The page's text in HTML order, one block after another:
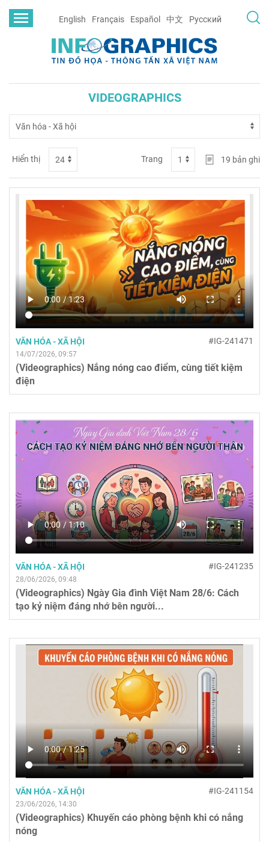
English Français Español 中文 Русский
VIDEOGRAPHICS
Hiển thị Trang 19 bản ghi
VĂN HÓA - XÃ HỘI #IG-241471
14/07/2026, 09:57
(Videographics) Nắng nóng cao điểm, cùng tiết kiệm
điện
VĂN HÓA - XÃ HỘI #IG-241235
28/06/2026, 09:48
(Videographics) Ngày Gia đình Việt Nam 28/6: Cách
tạo kỷ niệm đáng nhớ bên người...
VĂN HÓA - XÃ HỘI #IG-241154
23/06/2026, 14:30
(Videographics) Khuyến cáo phòng bệnh khi có nắng
nóng